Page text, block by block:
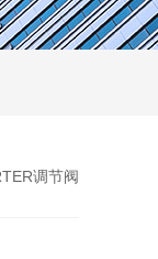
调节阀